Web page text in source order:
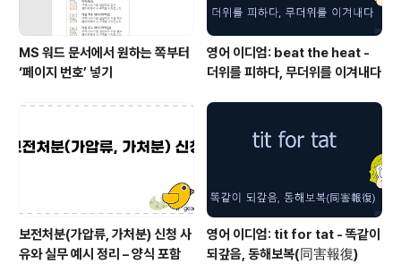
MS 워드 문서에서 원하는 쪽부터
‘페이지 번호’ 넣기
영어 이디엄: beat the heat -
더위를 피하다, 무더위를 이겨내다
보전처분(가압류, 가처분) 신청 사
유와 실무 예시 정리 – 양식 포함
영어 이디엄: tit for tat - 똑같이
되갚음, 동해보복(同害報復)